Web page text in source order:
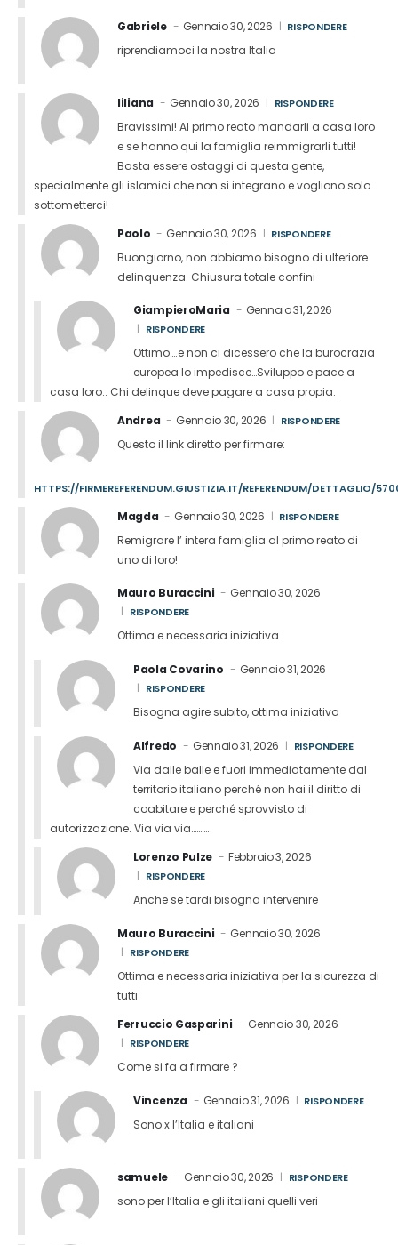
Gabriele Gennaio 30, 2026 RISPONDERE
riprendiamoci la nostra Italia
liliana Gennaio 30, 2026 RISPONDERE
Bravissimi! Al primo reato mandarli a casa loro
e se hanno qui la famiglia reimmigrarli tutti!
Basta essere ostaggi di questa gente,
specialmente gli islamici che non si integrano e vogliono solo
sottometterci!
Paolo
Gennaio 30, 2026 RISPONDERE
Buongiorno, non abbiamo bisogno di ulteriore
delinquenza. Chiusura totale confini
GiampieroMaria Gennaio 31, 2026
RISPONDERE
Ottimo….e non ci dicessero che la burocrazia
europea lo impedisce…Sviluppo e pace a
casa loro.. Chi delinque deve pagare a casa propia.
Andrea
Gennaio 30, 2026 RISPONDERE
Questo il link diretto per firmare:
HTTPS://FIRMEREFERENDUM.GIUSTIZIA.IT/REFERENDUM/DETTAGLIO/
Magda Gennaio 30, 2026 RISPONDERE
Remigrare l’ intera famiglia al primo reato di
uno di loro!
Mauro Buraccini Gennaio 30, 2026
RISPONDERE
Ottima e necessaria iniziativa
Paola Covarino Gennaio 31, 2026
RISPONDERE
Bisogna agire subito, ottima iniziativa
Alfredo Gennaio 31, 2026 RISPONDERE
Via dalle balle e fuori immediatamente dal
territorio italiano perché non hai il diritto di
coabitare e perché sprovvisto di
autorizzazione. Via via via………..
Lorenzo Pulze
Febbraio 3, 2026
RISPONDERE
Anche se tardi bisogna intervenire
Mauro Buraccini Gennaio 30, 2026
RISPONDERE
Ottima e necessaria iniziativa per la sicurezza di
tutti
Ferruccio Gasparini
Gennaio 30, 2026
RISPONDERE
Come si fa a firmare ?
Vincenza Gennaio 31, 2026 RISPONDERE
Sono x l’Italia e italiani
samuele Gennaio 30, 2026 RISPONDERE
sono per l’Italia e gli italiani quelli veri